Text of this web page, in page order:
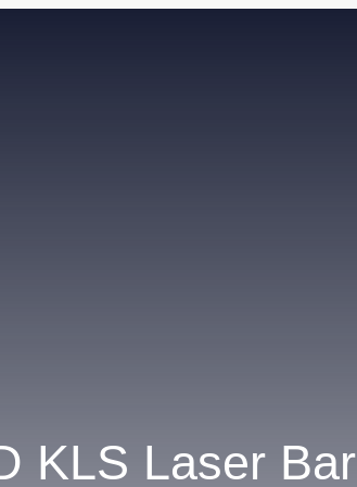
KLS Laser Bar